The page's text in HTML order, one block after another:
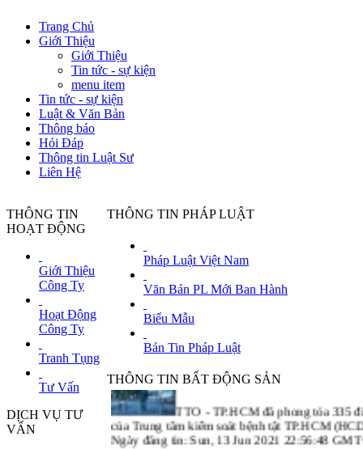
Trang Chủ
Giới Thiệu
Giới Thiệu
Tin tức - sự kiện
menu item
Tin tức - sự kiện
Luật & Văn Bản
Thông báo
Hỏi Đáp
Thông tin Luật Sư
Liên Hệ
THÔNG TIN
HOẠT ĐỘNG
Giới Thiệu
Công Ty
Hoạt Động
Công Ty
Tranh Tụng
Tư Vấn
DỊCH VỤ TƯ
VẤN
THÔNG TIN PHÁP LUẬT
Pháp Luật Việt Nam
Văn Bản PL Mới Ban Hành
Biểu Mẫu
Bản Tin Pháp Luật
THÔNG TIN BẤT ĐỘNG SẢN
54 nhân viên bệnh viện TP.HCM mắc
vừa được phát hiện mắc COVID-19 ngày 13-
Ngày đăng tin: Sun, 13 Jun 2021 23:22:00
TTO - TP.HCM đã phong tỏa 335
của Trung tâm kiểm soát bệnh tật TP.HCM
Ngày đăng tin: Sun, 13 Jun 2021 22:56:48